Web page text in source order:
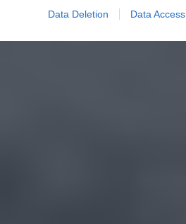
Data Deletion Data Access